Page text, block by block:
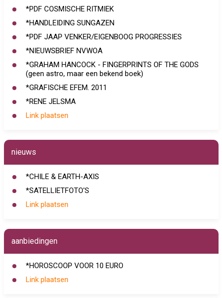
*PDF COSMISCHE RITMIEK
*HANDLEIDING SUNGAZEN
*PDF JAAP VENKER/EIGENBOOG PROGRESSIES
*NIEUWSBRIEF NVWOA
*GRAHAM HANCOCK - FINGERPRINTS OF THE GODS
(geen astro, maar een bekend boek)
*GRAFISCHE EFEM. 2011
*RENE JELSMA
Link plaatsen
nieuws
*CHILE & EARTH-AXIS
*SATELLIETFOTO'S
Link plaatsen
aanbiedingen
*HOROSCOOP VOOR 10 EURO
Link plaatsen